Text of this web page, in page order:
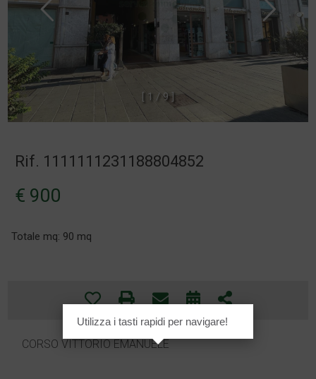
[ 1 / 9 ]
Rif. 1111111231188804852
€ 900
Totale mq: 90 mq
CORSO VITTORIO EMANUELE
Utilizza i tasti rapidi per navigare!